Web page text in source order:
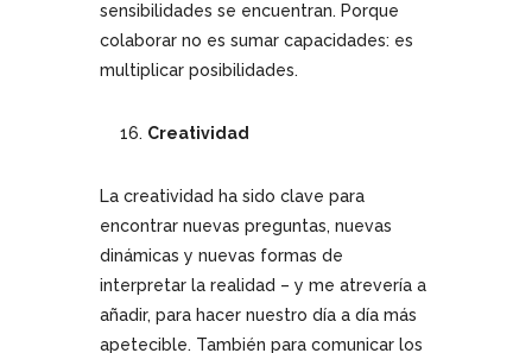
sensibilidades se encuentran. Porque
colaborar no es sumar capacidades: es
multiplicar posibilidades.
Creatividad
La creatividad ha sido clave para
encontrar nuevas preguntas, nuevas
dinámicas y nuevas formas de
interpretar la realidad – y me atrevería a
añadir, para hacer nuestro día a día más
apetecible. También para comunicar los